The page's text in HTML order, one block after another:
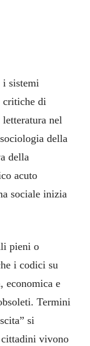
i sistemi
critiche di
letteratura nel
della
della
acuto
sociale inizia
pieni o
i codici su
economica e
Termini
si
vivono